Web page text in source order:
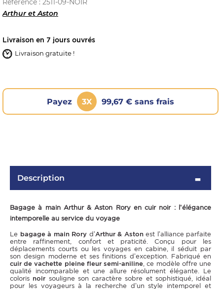
Référence : 2511-09-NOIR
Arthur et Aston
Livraison en 7 jours ouvrés
Livraison gratuite !
Payez 3X 99,67 € sans frais
Description
Bagage à main Arthur & Aston Rory en cuir noir : l’élégance
intemporelle au service du voyage
Le bagage à main Rory d’Arthur & Astonest l’alliance parfaite
entre raffinement, confort et praticité. Conçu pour les
déplacements courts ou les voyages en cabine, il séduit par
son design moderne et ses finitions d’exception. Fabriqué en
cuir de vachette pleine fleur semi-aniline, ce modèle offre une
qualité incomparable et une allure résolument élégante. Le
coloris noir souligne son caractère sobre et sophistiqué, idéal
pour les voyageurs à la recherche d’un style intemporel et